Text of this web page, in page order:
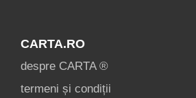
CARTA.RO
despre CARTA ®
termeni și condiții